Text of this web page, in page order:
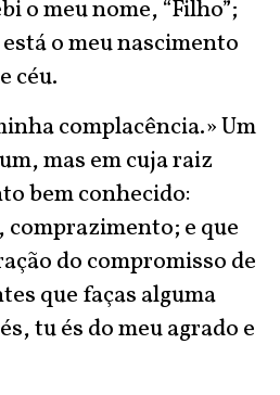
o meu nome, “Filho”;
o meu nascimento
céu.
complacência.» Um
mas em cuja raiz
bem conhecido:
e que
do compromisso de
que faças alguma
tu és do meu agrado e